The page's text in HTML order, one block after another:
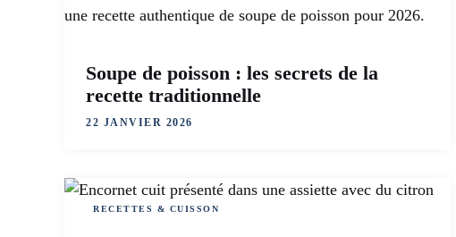
Soupe de poisson : les secrets de la
recette traditionnelle
22 JANVIER 2026
RECETTES & CUISSON